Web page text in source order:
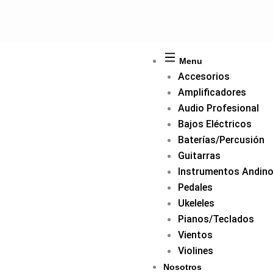
Menu
Accesorios
Amplificadores
Audio Profesional
Bajos Eléctricos
Baterías/Percusión
Guitarras
Instrumentos
Pedales
Ukeleles
Pianos/Teclados
Vientos
Violines
Nosotros